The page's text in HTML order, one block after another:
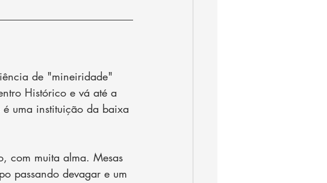
de "mineiridade"
Histórico e vá até a
uma instituição da baixa
com muita alma. Mesas
passando devagar e um